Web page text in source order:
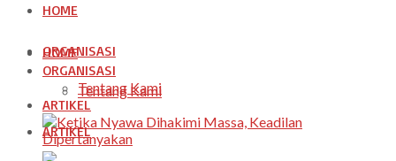
HOME
ORGANISASI
Tentang Kami
ARTIKEL
HOME
ORGANISASI
Tentang Kami
ARTIKEL